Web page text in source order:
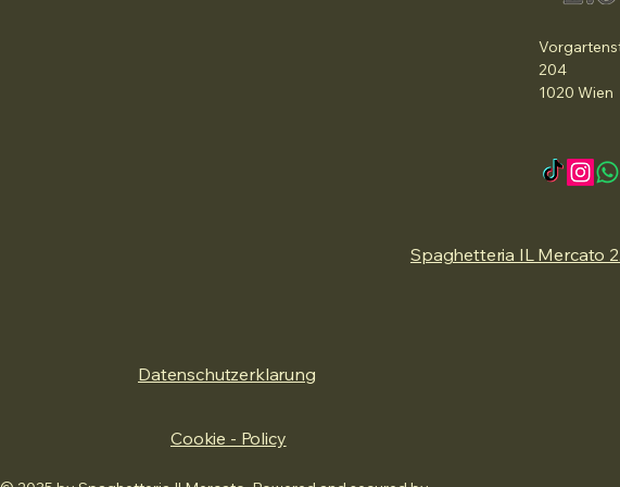
204
1020 Wien
Spaghetteria IL Mercato
Datenschutzerklarung
Cookie - Policy